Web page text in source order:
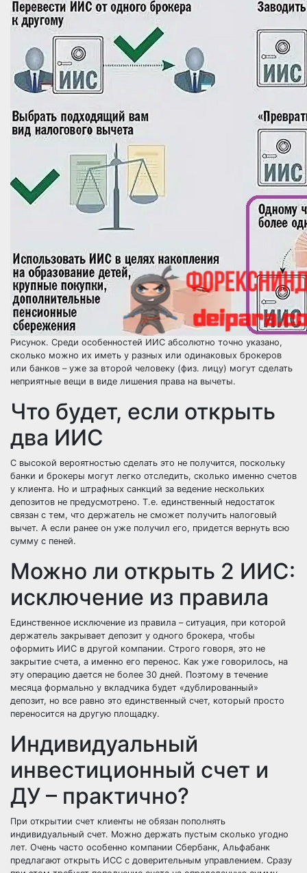
Рисунок. Среди особенностей ИИС абсолютно точно указано,
сколько можно их иметь у разных или одинаковых брокеров
или банков – уже за второй человеку (физ. лицу) могут сделать
неприятные вещи в виде лишения права на вычеты.
Что будет, если открыть
два ИИС
С высокой вероятностью сделать это не получится, поскольку
банки и брокеры могут легко отследить, сколько именно счетов
у клиента. Но и штрафных санкций за ведение нескольких
депозитов не предусмотрено. Т.е. единственный недостаток
связан с тем, что держатель не сможет получить налоговый
вычет. А если ранее он уже получил его, придется вернуть всю
сумму с пеней.
Можно ли открыть 2 ИИС:
исключение из правила
Единственное исключение из правила – ситуация, при которой
держатель закрывает депозит у одного брокера, чтобы
оформить ИИС в другой компании. Строго говоря, это не
закрытие счета, а именно его перенос. Как уже говорилось, на
эту операцию дается не более 30 дней. Поэтому в течение
месяца формально у вкладчика будет «дублированный»
депозит, но все равно это единственный счет, который просто
переносится на другую площадку.
Индивидуальный
инвестиционный счет и
ДУ – практично?
При открытии счет клиенты не обязан пополнять
индивидуальный счет. Можно держать пустым сколько угодно
лет. Очень часто особенно компании Сбербанк, Альфабанк
предлагают открыть ИСС с доверительным управлением. Сразу